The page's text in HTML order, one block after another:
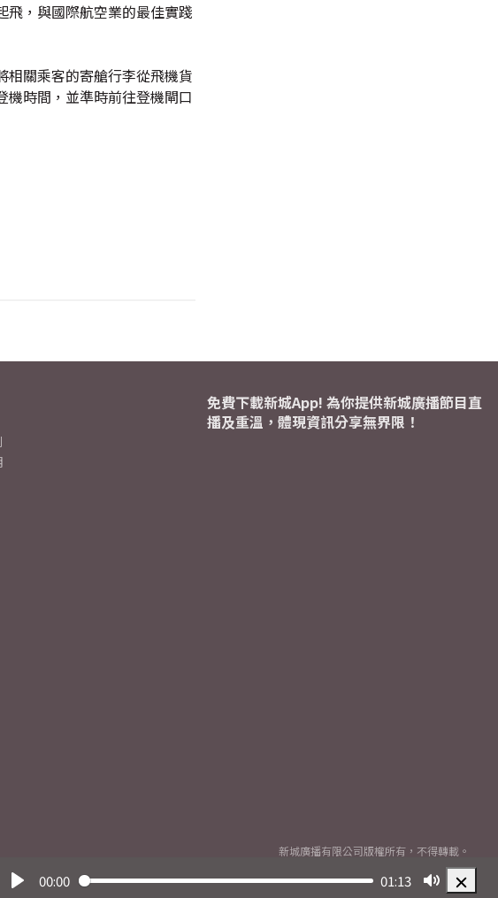
飛，與國際航空業的最佳實踐
相關乘客的寄艙行李從飛機貨
時間，並準時前往登機閘口
00:00 01:13
免費下載新城App! 為你提供新城廣播節目直
播及重溫，體現資訊分享無界限！
新城廣播有限公司版權所有，不得轉載。
2026© Metro Broadcast Corporation Limited. All rights reserved.